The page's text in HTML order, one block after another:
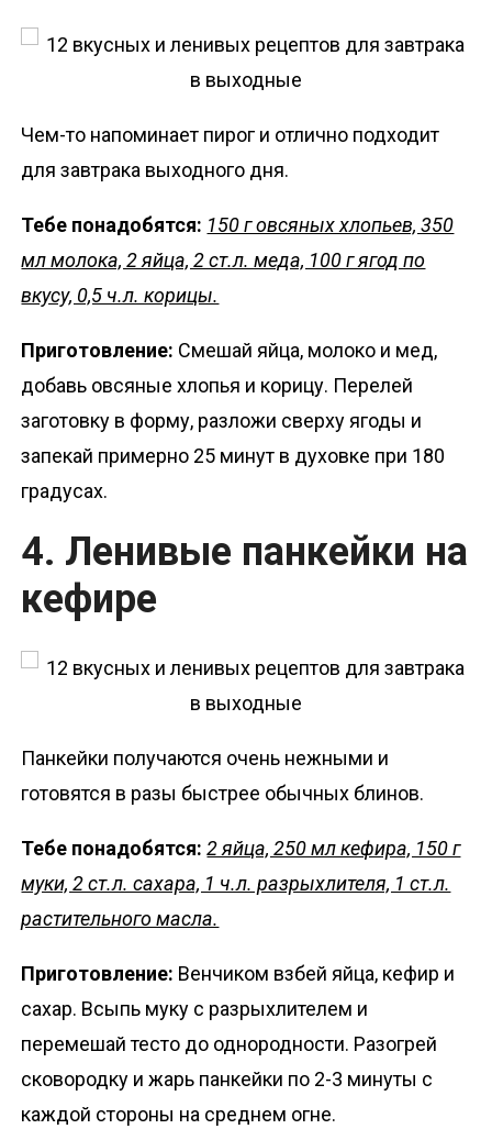
Чем-то напоминает пирог и отлично подходит
для завтрака выходного дня.
Тебе понадобятся: 150 г овсяных хлопьев, 350
мл молока, 2 яйца, 2 ст.л. меда, 100 г ягод по
вкусу, 0,5 ч.л. корицы.
Приготовление: Смешай яйца, молоко и мед,
добавь овсяные хлопья и корицу. Перелей
заготовку в форму, разложи сверху ягоды и
запекай примерно 25 минут в духовке при 180
градусах.
4. Ленивые панкейки на
кефире
Панкейки получаются очень нежными и
готовятся в разы быстрее обычных блинов.
Тебе понадобятся:2 яйца, 250 мл кефира, 150 г
муки, 2 ст.л. сахара, 1 ч.л. разрыхлителя, 1 ст.л.
растительного масла.
Приготовление: Венчиком взбей яйца, кефир и
сахар. Всыпь муку с разрыхлителем и
перемешай тесто до однородности. Разогрей
сковородку и жарь панкейки по 2-3 минуты с
каждой стороны на среднем огне.